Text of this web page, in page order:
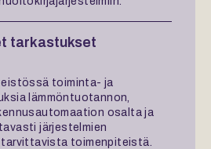
tarkastukset
toiminta- ja
lämmöntuotannon,
osalta ja
järjestelmien
tarvittavista toimenpiteistä.